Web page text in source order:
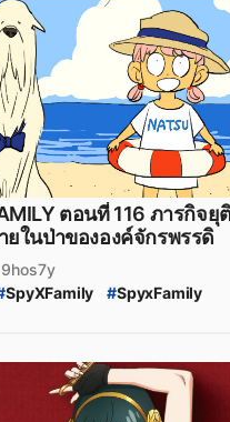
นที่ไหน #Spy_x_Family
SPY_x_FAMILY_มังงะ
manga #
สปาย_×_แฟมิลี #สปายแฟมิลี่
ายลับ มังงะ #มังกะ #หนังสือ
#SPY_x_Family_118 #สปายแฟมิ
#SPY_x_Family_ตอนล่าสุด
าสุด #
สปาย_x_แฟมิลี่_ตอนล่าสุด
#SPYxFAMILY_หยุดพัก
ยน #สปอยล์_SPYxFAMILY
ตอนที่ 116 ภารกิจยุ
ยในป่าขององค์จักรพรรดิ
9hos7y
SpyXFamily #SpyxFamily
#สปาย_x_แฟมิลี่_116
านที่ไหน # Spy_x_Family
#SPY_x_FAMILY_มังงะ